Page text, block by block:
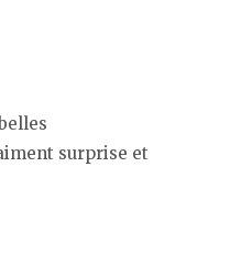
surprise et